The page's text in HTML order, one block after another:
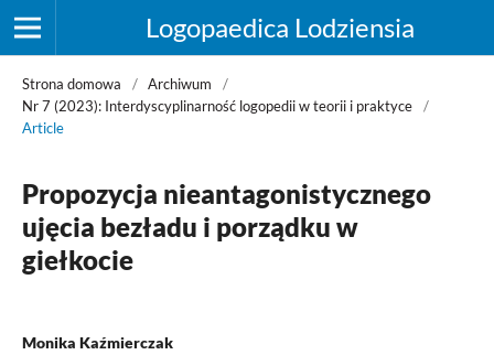
Logopaedica Lodziensia
Strona domowa / Archiwum
/
Nr 7 (2023): Interdyscyplinarność logopedii w teorii i praktyce
/
Article
Propozycja nieantagonistycznego
ujęcia bezładu i porządku w
giełkocie
Monika Kaźmierczak